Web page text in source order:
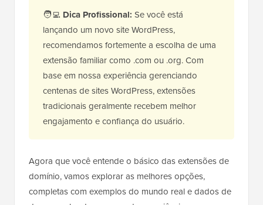
🧑‍💻 Dica Profissional: Se você está
lançando um novo site WordPress,
recomendamos fortemente a escolha de uma
extensão familiar como .com ou .org. Com
base em nossa experiência gerenciando
centenas de sites WordPress, extensões
tradicionais geralmente recebem melhor
engajamento e confiança do usuário.
Agora que você entende o básico das extensões de
domínio, vamos explorar as melhores opções,
completas com exemplos do mundo real e dados de